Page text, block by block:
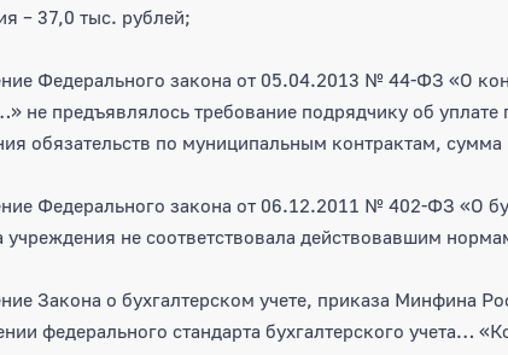
– 37,0 тыс. рублей;
Федерального закона от 05.04.2013 № 44-ФЗ «О
не предъявлялось требование подрядчику об уплате
обязательств по муниципальным контрактам,
Федерального закона от 06.12.2011 № 402-ФЗ «О
учреждения не соответствовала действовавшим
Закона о бухгалтерском учете, приказа Минфина
федерального стандарта бухгалтерского учета…